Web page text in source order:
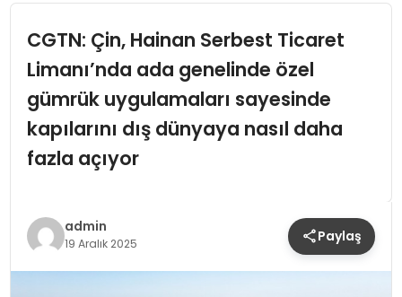
EKONOMI
SPOR
TEKNOLOJI
CGTN: Çin, Hainan Serbest Ticaret
Limanı’nda ada genelinde özel
gümrük uygulamaları sayesinde
kapılarını dış dünyaya nasıl daha
fazla açıyor
admin
19 Aralık 2025 Paylaş